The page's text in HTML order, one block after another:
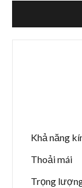
Khả năng
Thoải mái
Trọng